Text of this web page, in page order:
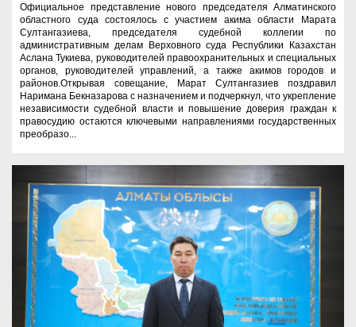
Официальное представление нового председателя Алматинского
областного суда состоялось с участием акима области Марата
Султангазиева, председателя судебной коллегии по
административным делам Верховного суда Республики Казахстан
Аслана Тукиева, руководителей правоохранительных и специальных
органов, руководителей управлений, а также акимов городов и
районов.Открывая совещание, Марат Султангазиев поздравил
Наримана Бекназарова с назначением и подчеркнул, что укрепление
независимости судебной власти и повышение доверия граждан к
правосудию остаются ключевыми направлениями государственных
преобразо...